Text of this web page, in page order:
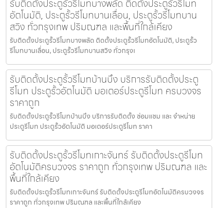
รับติดตั้งประตูรั้วรีโมทบางพลัด ติดตั้งประตูรั้วรีโมท
อัตโนมัติ, ประตูรั้วรีโมทบานเลื่อน, ประตูรั้วรีโมทบาน
สวิง ทั่วกรุงเทพ ปริมณฑล และพื้นที่ใกล้เคียง
รับติดตั้งประตูรั้วรีโมทบางพลัด ติดตั้งประตูรั้วรีโมทอัตโนมัติ, ประตูรั้ว
รีโมทบานเลื่อน, ประตูรั้วรีโมทบานสวิง ทั่วกรุงเ
รับติดตั้งประตูรั้วรีโมทบ้านบึง บริการรับติดตั้งประตู
รีโมท ประตูรั้วอัตโนมัติ มอเตอร์ประตูรีโมท ครบวงจร
ราคาถูก
รับติดตั้งประตูรั้วรีโมทบ้านบึง บริการรับติดตั้ง ซ่อมแซม และ จำหน่าย
ประตูรีโมท ประตูรั้วอัตโนมัติ มอเตอร์ประตูรีโมท ราคา
รับติดตั้งประตูรั้วรีโมทเกาะจันทร์ รับติดตั้งประตูรีโมท
อัตโนมัติครบวงจร ราคาถูก ทั่วกรุงเทพ ปริมณฑล และ
พื้นที่ใกล้เคียง
รับติดตั้งประตูรั้วรีโมทเกาะจันทร์ รับติดตั้งประตูรีโมทอัตโนมัติครบวงจร
ราคาถูก ทั่วกรุงเทพ ปริมณฑล และพื้นที่ใกล้เคียง